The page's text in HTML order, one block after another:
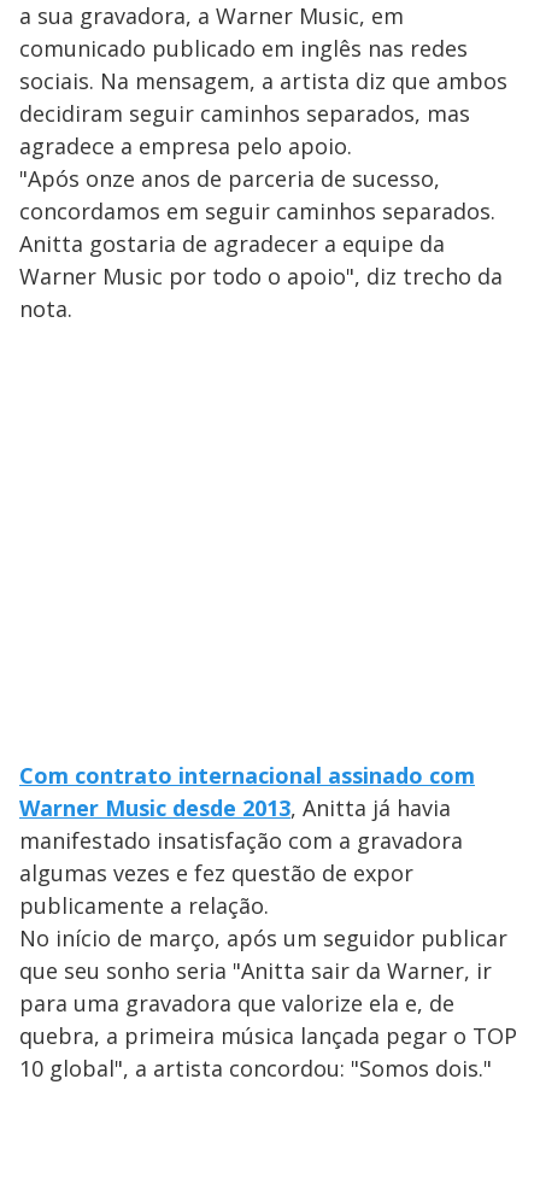
a sua gravadora, a Warner Music, em
comunicado publicado em inglês nas redes
sociais. Na mensagem, a artista diz que ambos
decidiram seguir caminhos separados, mas
agradece a empresa pelo apoio.
"Após onze anos de parceria de sucesso,
concordamos em seguir caminhos separados.
Anitta gostaria de agradecer a equipe da
Warner Music por todo o apoio", diz trecho da
nota.
Com contrato internacional assinado com
Warner Music desde 2013, Anitta já havia
manifestado insatisfação com a gravadora
algumas vezes e fez questão de expor
publicamente a relação.
No início de março, após um seguidor publicar
que seu sonho seria "Anitta sair da Warner, ir
para uma gravadora que valorize ela e, de
quebra, a primeira música lançada pegar o TOP
10 global", a artista concordou: "Somos dois."